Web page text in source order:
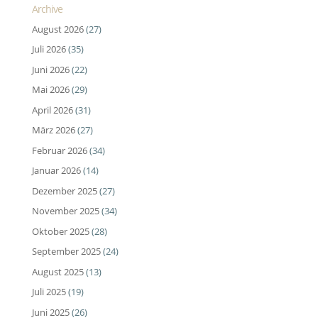
Archive
August 2026(27)
Juli 2026(35)
Juni 2026(22)
Mai 2026(29)
April 2026(31)
März 2026(27)
Februar 2026(34)
Januar 2026(14)
Dezember 2025(27)
November 2025(34)
Oktober 2025(28)
September 2025(24)
August 2025(13)
Juli 2025(19)
Juni 2025(26)